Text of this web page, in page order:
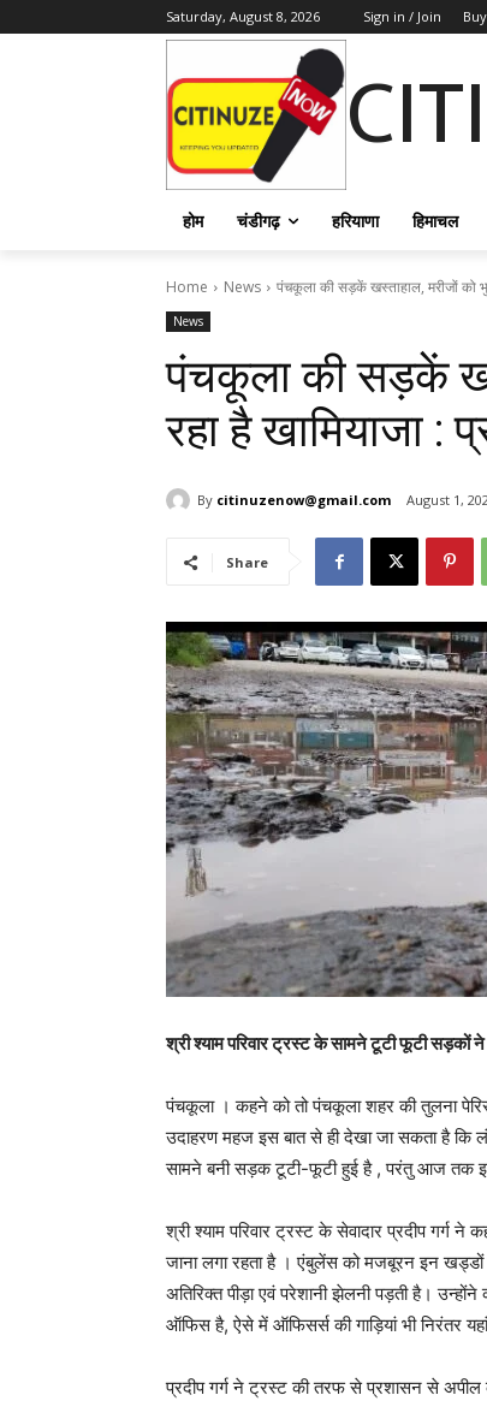
Saturday, August 8, 2026 Sign in / Join
होम चंडीगढ़ हरियाणा हिमाचल
Home News पंचकूला की सड़कें खस्ताहाल, मरीजों को
News
पंचकूला की सड़कें
रहा है खामियाजा :
By citinuzenow@gmail.com August 1,
Share
श्री श्याम परिवार ट्रस्ट के सामने टूटी फूटी सड़कों
पंचकूला । कहने को तो पंचकूला शहर की तुलना
उदाहरण महज इस बात से ही देखा जा सकता है
सामने बनी सड़क टूटी-फूटी हुई है , परंतु आज तक
श्री श्याम परिवार ट्रस्ट के सेवादार प्रदीप गर्ग
जाना लगा रहता है । एंबुलेंस को मजबूरन इन
अतिरिक्त पीड़ा एवं परेशानी झेलनी पड़ती है। उन्होंने
ऑफिस है, ऐसे में ऑफिसर्स की गाड़ियां भी निरंतर
प्रदीप गर्ग ने ट्रस्ट की तरफ से प्रशासन से